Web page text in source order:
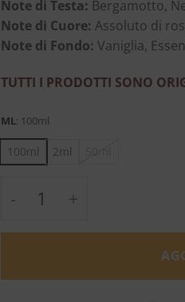
Note di Testa: Bergamotto,
Note di Cuore: Assoluto di
Note di Fondo: Vaniglia,
TUTTI I PRODOTTI SONO
ML: 100ml
100ml 2ml 50ml
Divin Enfant - Etat